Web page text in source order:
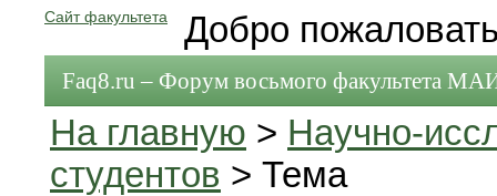
Сайт факультета Добро
Faq8.ru – Форум восьмого факультета
На главную > Научно-
студентов > Тема